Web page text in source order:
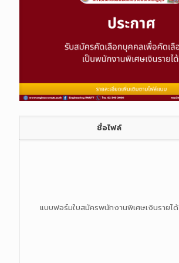
ชื่อไฟล์
แบบฟอร์มใบสมัครพนักงานพิเศษเงินรายได้